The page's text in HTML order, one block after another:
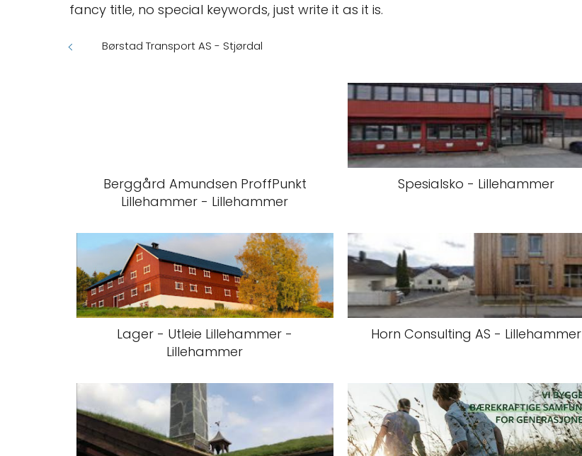
fancy title, no special keywords, just write it as it is.
Børstad Transport AS - Stjørdal
Berggård Amundsen ProffPunkt
Lillehammer - Lillehammer
Spesialsko - Lillehammer
Lager - Utleie Lillehammer -
Lillehammer
Horn Consulting AS - Lillehammer